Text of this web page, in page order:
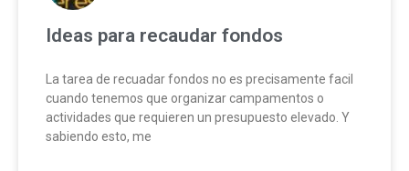
Ideas para recaudar fondos
La tarea de recuadar fondos no es precisamente facil
cuando tenemos que organizar campamentos o
actividades que requieren un presupuesto elevado. Y
sabiendo esto, me